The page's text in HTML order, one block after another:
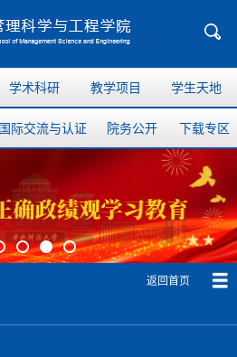
学术科研 教学项目 学生天地
国际交流与认证 院务公开 下载专区
返回首页